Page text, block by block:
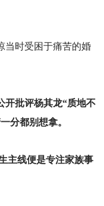
当时受困于痛苦的婚
开批评杨其龙“质地不
分都别想拿。
主线便是专注家族事